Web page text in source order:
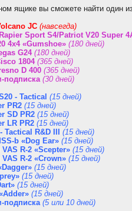
ящике вы сможете найти один
JC (навсегда)
Sport S4/Patriot V20 Super
4x4 «Gumshoe» (180 дней)
G24 (180 дней)
1804 (365 дней)
D 400 (365 дней)
подписка (30 дней)
- Tactical (15 дней)
PR2 (15 дней)
SD PR2 (15 дней)
LR PR2 (15 дней)
Tactical R&D III
(15 дней)
b «Dog Ear» (15 дней)
R-2 «Scepter» (15 дней)
R-2 «Crown» (15 дней)
(15 дней)
(15 дней)
(15 дней)
(15 дней)
подписка (5 или 10 дней)